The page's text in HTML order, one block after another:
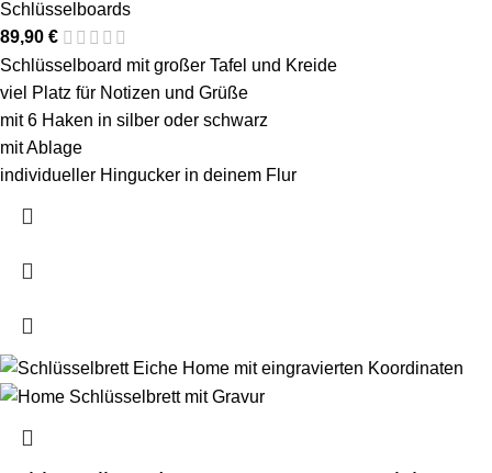
Schlüsselboards
89,90 €
Schlüsselboard mit großer Tafel und Kreide
viel Platz für Notizen und Grüße
mit 6 Haken in silber oder schwarz
mit Ablage
individueller Hingucker in deinem Flur